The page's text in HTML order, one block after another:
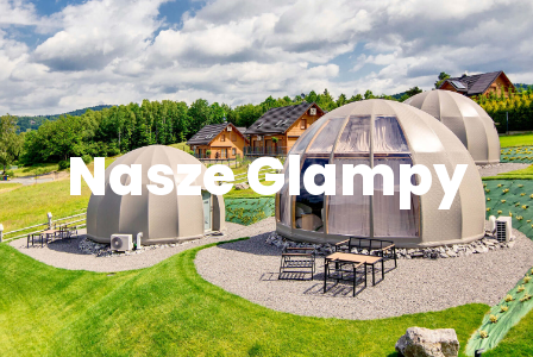
Nasze Glampy